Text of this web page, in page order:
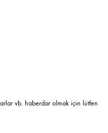
vb. haberdar olmak için lütfen